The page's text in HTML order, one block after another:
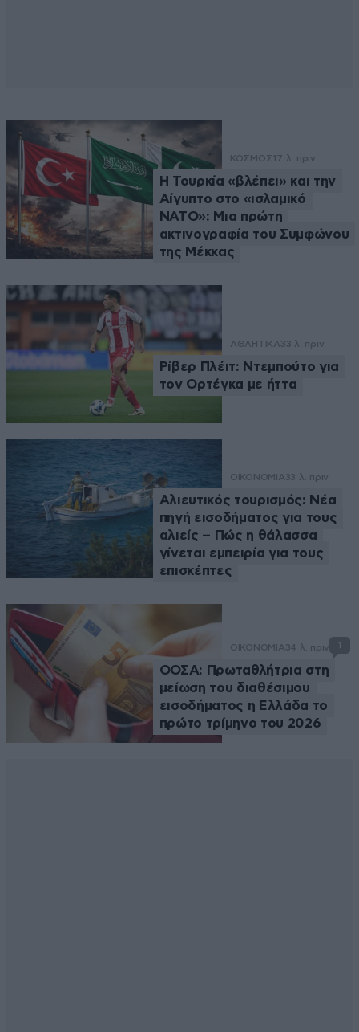
ΚΟΣΜΟΣ 17 λ. πριν
Η Τουρκία «βλέπει» και την
Αίγυπτο στο «ισλαμικό
ΝΑΤΟ»: Μια πρώτη
ακτινογραφία του Συμφώνου
της Μέκκας
ΑΘΛΗΤΙΚΑ33 λ. πριν
Ρίβερ Πλέιτ: Ντεμπούτο για
τον Ορτέγκα με ήττα
ΟΙΚΟΝΟΜΙΑ33 λ. πριν
Αλιευτικός τουρισμός: Νέα
πηγή εισοδήματος για τους
αλιείς – Πώς η θάλασσα
γίνεται εμπειρία για τους
επισκέπτες
ΟΙΚΟΝΟΜΙΑ34 λ. πριν 1
ΟΟΣΑ: Πρωταθλήτρια στη
μείωση του διαθέσιμου
εισοδήματος η Ελλάδα το
πρώτο τρίμηνο του 2026